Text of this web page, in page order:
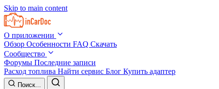
Skip to main content
О приложении
Обзор Особенности FAQ Скачать
Сообщество
Форумы Последние записи
Расход топлива Найти сервис Блог Купить адаптер
Поиск...